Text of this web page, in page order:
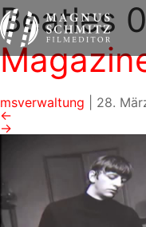
Beatles
msverwaltung
28.
←
→